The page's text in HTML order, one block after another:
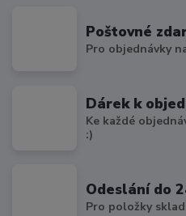
Poštovné
Pro objednávky
Dárek k
Ke každé
:)
Odeslání do
Pro položky